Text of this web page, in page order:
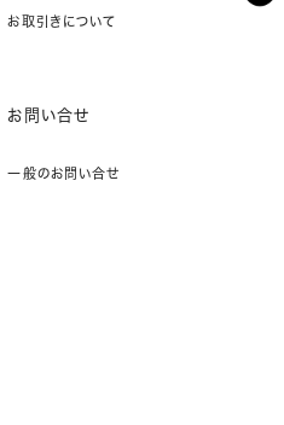
お取引きについて
お問い合せ
一般のお問い合せ